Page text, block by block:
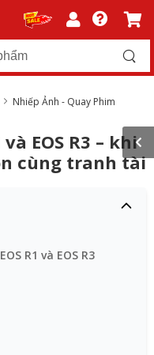
Nhiếp Ảnh - Quay Phim
EOS R3 – khi
cùng tranh tài
R1 và EOS R3